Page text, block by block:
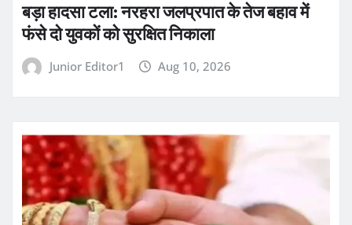
बड़ा हादसा टला: नरहरा जलप्रपात के तेज बहाव में
फंसे दो युवकों को सुरक्षित निकाला
Junior Editor1 Aug 10, 2026